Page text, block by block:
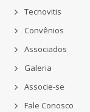
Tecnovitis
Convênios
Associados
Galeria
Associe-se
Fale Conosco